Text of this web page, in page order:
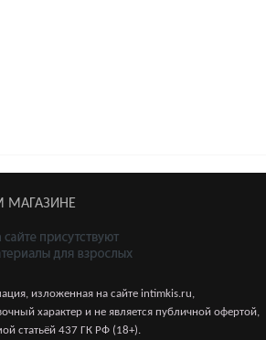
страпон Fun Factory SHARE без
изложенная на сайте intimkis.ru,
характер и не является публичной офертой,
статьёй 437 ГК РФ (18+).